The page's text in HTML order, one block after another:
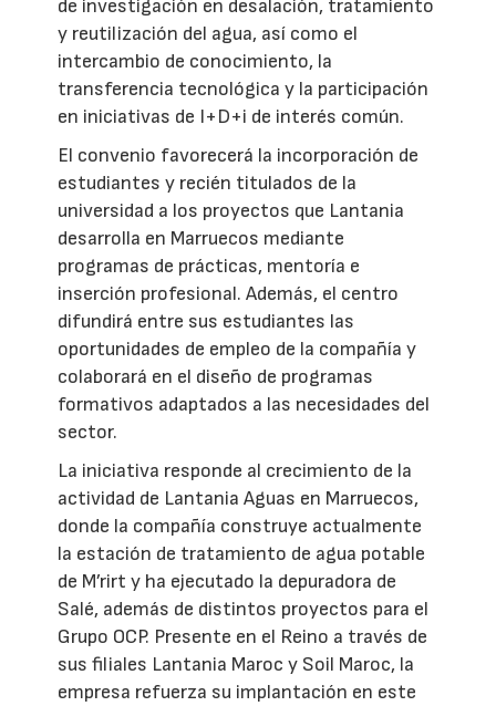
de investigación en desalación, tratamiento
y reutilización del agua, así como el
intercambio de conocimiento, la
transferencia tecnológica y la participación
en iniciativas de I+D+i de interés común.
El convenio favorecerá la incorporación de
estudiantes y recién titulados de la
universidad a los proyectos que Lantania
desarrolla en Marruecos mediante
programas de prácticas, mentoría e
inserción profesional. Además, el centro
difundirá entre sus estudiantes las
oportunidades de empleo de la compañía y
colaborará en el diseño de programas
formativos adaptados a las necesidades del
sector.
La iniciativa responde al crecimiento de la
actividad de Lantania Aguas en Marruecos,
donde la compañía construye actualmente
la estación de tratamiento de agua potable
de M’rirt y ha ejecutado la depuradora de
Salé, además de distintos proyectos para el
Grupo OCP. Presente en el Reino a través de
sus filiales Lantania Maroc y Soil Maroc, la
empresa refuerza su implantación en este